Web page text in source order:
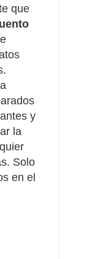
que
y
la
Solo
en el